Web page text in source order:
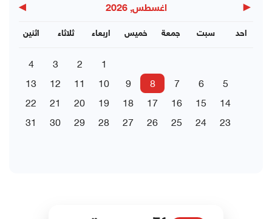
◀ اغسطس, 2026 ▶
اثنين ثلاثاء اربعاء خميس جمعة سبت احد
1
2
3
4
5
6
7
8
9
10
11
12
13
14
15
16
17
18
19
20
21
22
23
24
25
26
27
28
29
30
31